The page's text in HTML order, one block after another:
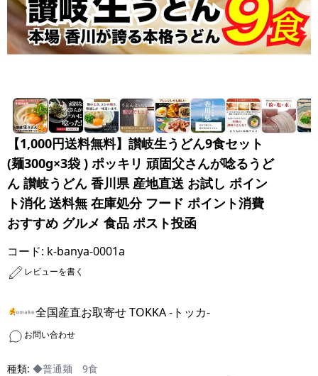
【1,000円送料無料】讃岐生うどん9食セット
(麺300g×3袋 ) ポッキリ 頑固父さんが唸るうど
ん 讃岐うどん 香川県 産地直送 お試し ポイン
ト消化 送料無 在庫処分 フード ポイント消費
おすすめ グルメ 食品 ポスト投函
コード: k-banya-0001a
レビューを書く
全国産直お取寄せ TOKKA -トッカ-
お問い合わせ
種類: ◆普通麺 9食